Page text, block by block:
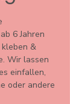
6 Jahren
&
Wir lassen
einfallen,
oder andere